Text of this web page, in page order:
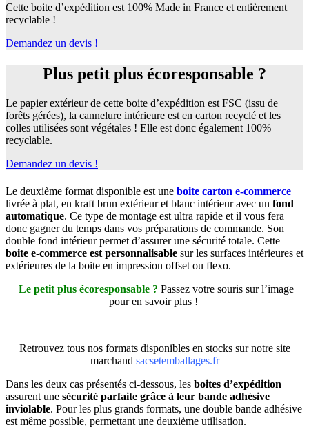
Cette boite d’expédition est 100% Made in France et entièrement
recyclable !
Demandez un devis !
Plus petit plus écoresponsable ?
Le papier extérieur de cette boite d’expédition est FSC (issu de
forêts gérées), la cannelure intérieure est en carton recyclé et les
colles utilisées sont végétales ! Elle est donc également 100%
recyclable.
Demandez un devis !
Le deuxième format disponible est une boite carton e-commerce
livrée à plat, en kraft brun extérieur et blanc intérieur avec un fond
automatique. Ce type de montage est ultra rapide et il vous fera
donc gagner du temps dans vos préparations de commande. Son
double fond intérieur permet d’assurer une sécurité totale. Cette
boite e-commerce est personnalisable sur les surfaces intérieures et
extérieures de la boite en impression offset ou flexo.
Le petit plus écoresponsable ? Passez votre souris sur l’image
pour en savoir plus !
Retrouvez tous nos formats disponibles en stocks sur notre site
marchand sacsetemballages.fr
Dans les deux cas présentés ci-dessous, les boites d’expédition
assurent une sécurité parfaite grâce à leur bande adhésive
inviolable. Pour les plus grands formats, une double bande adhésive
est même possible, permettant une deuxième utilisation.